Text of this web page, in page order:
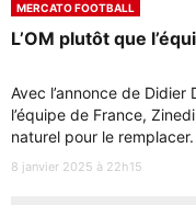
MERCATO FOOTBALL
L’OM plutôt que
Avec l’annonce de
l’équipe de France,
naturel pour le
8 janvier 2025 à 22h15